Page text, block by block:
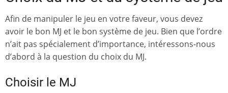
Afin de manipuler le jeu en votre faveur, vous devez
avoir le bon MJ et le bon système de jeu. Bien que l’ordre
n’ait pas spécialement d’importance, intéressons-nous
d’abord à la question du choix du MJ.
Choisir le MJ